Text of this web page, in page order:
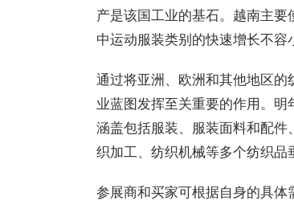
产是该国工业的基石。越南主
中运动服装类别的快速增长不容
通过将亚洲、欧洲和其他地区的
业蓝图发挥至关重要的作用。明
涵盖包括服装、服装面料和配
织加工、纺织机械等多个纺织品
参展商和买家可根据自身的具